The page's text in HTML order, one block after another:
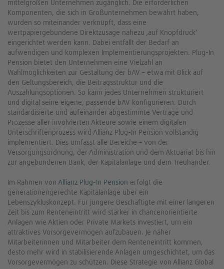
mittelgroßen Unternehmen zugänglich. Die erforderlichen
Komponenten, die sich in Großunternehmen bewährt haben,
wurden so miteinander verknüpft, dass eine
wertpapiergebundene Direktzusage nahezu ‚auf Knopfdruck‘
eingerichtet werden kann. Dabei entfällt der Bedarf an
aufwendigen und komplexen Implementierungsprojekten. Plug-In
Pension bietet den Unternehmen eine Vielzahl an
Wahlmöglichkeiten zur Gestaltung der bAV – etwa mit Blick auf
den Geltungsbereich, die Beitragsstruktur und die
Auszahlungsoptionen. So kann jedes Unternehmen strukturiert
und digital seine eigene, passende bAV konfigurieren. Durch
standardisierte und aufeinander abgestimmte Verträge und
Prozesse aller involvierten Akteure sowie einem digitalen
Unterschriftenprozess wird Allianz Plug-In Pension vollständig
implementiert. Dies umfasst alle Bereiche – von der
Versorgungsordnung, der Administration und dem Aktuariat bis hin
zur angebundenen Bank, der Kapitalanlage und dem Treuhänder.
Im Rahmen von Allianz Plug-In Pension erfolgt die
generationengerechte Kapitalanlage über ein
Lebenszykluskonzept. Für jüngere Beschäftigte mit einer längeren
Zeit bis zum Renteneintritt wird stärker in chancenorientierte
Anlagen wie Aktien oder Private Markets investiert, um ein
attraktives Vorsorgevermögen aufzubauen. Je näher
Mitarbeiterinnen und Mitarbeiter dem Renteneintritt kommen,
desto mehr wird in stabilisierende Anlagen umgeschichtet, um das
Vorsorgevermögen zu schützen. Diese Strategie von Allianz GIobal